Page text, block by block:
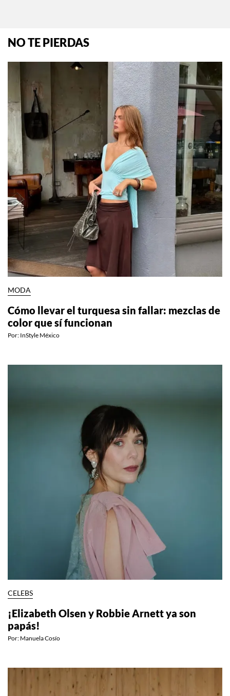
NO TE PIERDAS
MODA
Cómo llevar el turquesa sin fallar: mezclas de
color que sí funcionan
Por: InStyle México
CELEBS
¡Elizabeth Olsen y Robbie Arnett ya son
papás!
Por: Manuela Cosío